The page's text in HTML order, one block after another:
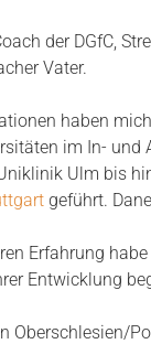
der DGfC,
Vater.
haben
im In-
Ulm bis
geführt.
Erfahrung
Entwicklung
Oberschlesien/